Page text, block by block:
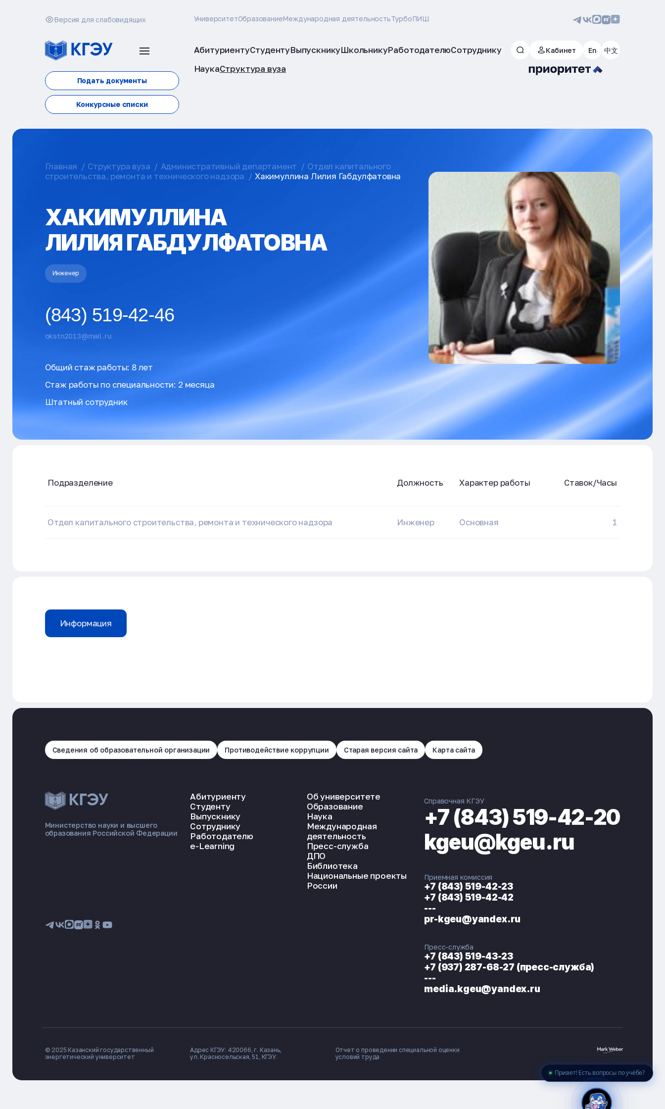
Версия для слабовидящих УниверситетОбразованиеМеждународная деятельностьТурбоПИШ
Подать документы
Конкурсные списки
АбитуриентуСтудентуВыпускникуШкольникуРаботодателюСотруднику
НаукаСтруктура вуза
Кабинет En 中文
Привет! Есть вопросы по учёбе?
ЭНЕРГОКОД — ПОМОЩНИК КГЭУ
Главная Структура вуза Административный департамент
Отдел капитального
строительства, ремонта и технического надзора
Хакимуллина Лилия Габдулфатовна
ХАКИМУЛЛИНА
ЛИЛИЯ ГАБДУЛФАТОВНА
Инженер
(843) 519-42-46
okstn2013@mail.ru
Общий стаж работы: 8 лет
Стаж работы по специальности: 2 месяца
Штатный сотрудник
Подразделение Должность Характер работы Ставок/Часы
Отдел капитального строительства, ремонта и технического надзора Инженер Основная 1
Информация
Сведения об образовательной организации Противодействие коррупции Старая версия сайта Карта сайта
Министерство науки и высшего
образования Российской Федерации
Абитуриенту
Студенту
Выпускнику
Сотруднику
Работодателю
e-Learning
Об университете
Образование
Наука
Международная
деятельность
Пресс-служба
ДПО
Библиотека
Национальные проекты
России
Справочная КГЭУ
+7 (843) 519-42-20
kgeu@kgeu.ru
Приемная комиссия
+7 (843) 519-42-23
+7 (843) 519-42-42
---
pr-kgeu@yandex.ru
Пресс-служба
+7 (843) 519-43-23
+7 (937) 287-68-27 (пресс-служба)
---
media.kgeu@yandex.ru
© 2025 Казанский государственный
энергетический университет
Адрес КГЭУ: 420066, г. Казань,
ул. Красносельская, 51, КГЭУ.
Отчет о проведении специальной оценки
условий труда